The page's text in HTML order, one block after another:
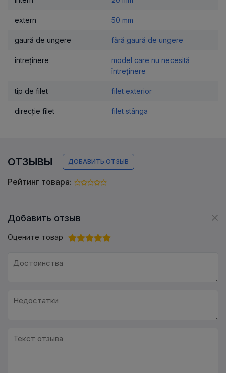
extern 50 mm
gaură de ungere fără gaură de ungere
întreținere
model care nu necesită
întreținere
tip de filet filet exterior
direcție filet filet stânga
ОТЗЫВЫ ДОБАВИТЬ ОТЗЫВ
Рейтинг товара:
Добавить отзыв
Оцените товар